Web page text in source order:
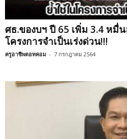
ศธ.ของบฯ ปี 65 เพิ่ม 3.4 หมื่
โครงการจำเป็นเร่งด่วน!!!
ครูอาชีพดอทคอม - 7 กรกฎาคม 2564